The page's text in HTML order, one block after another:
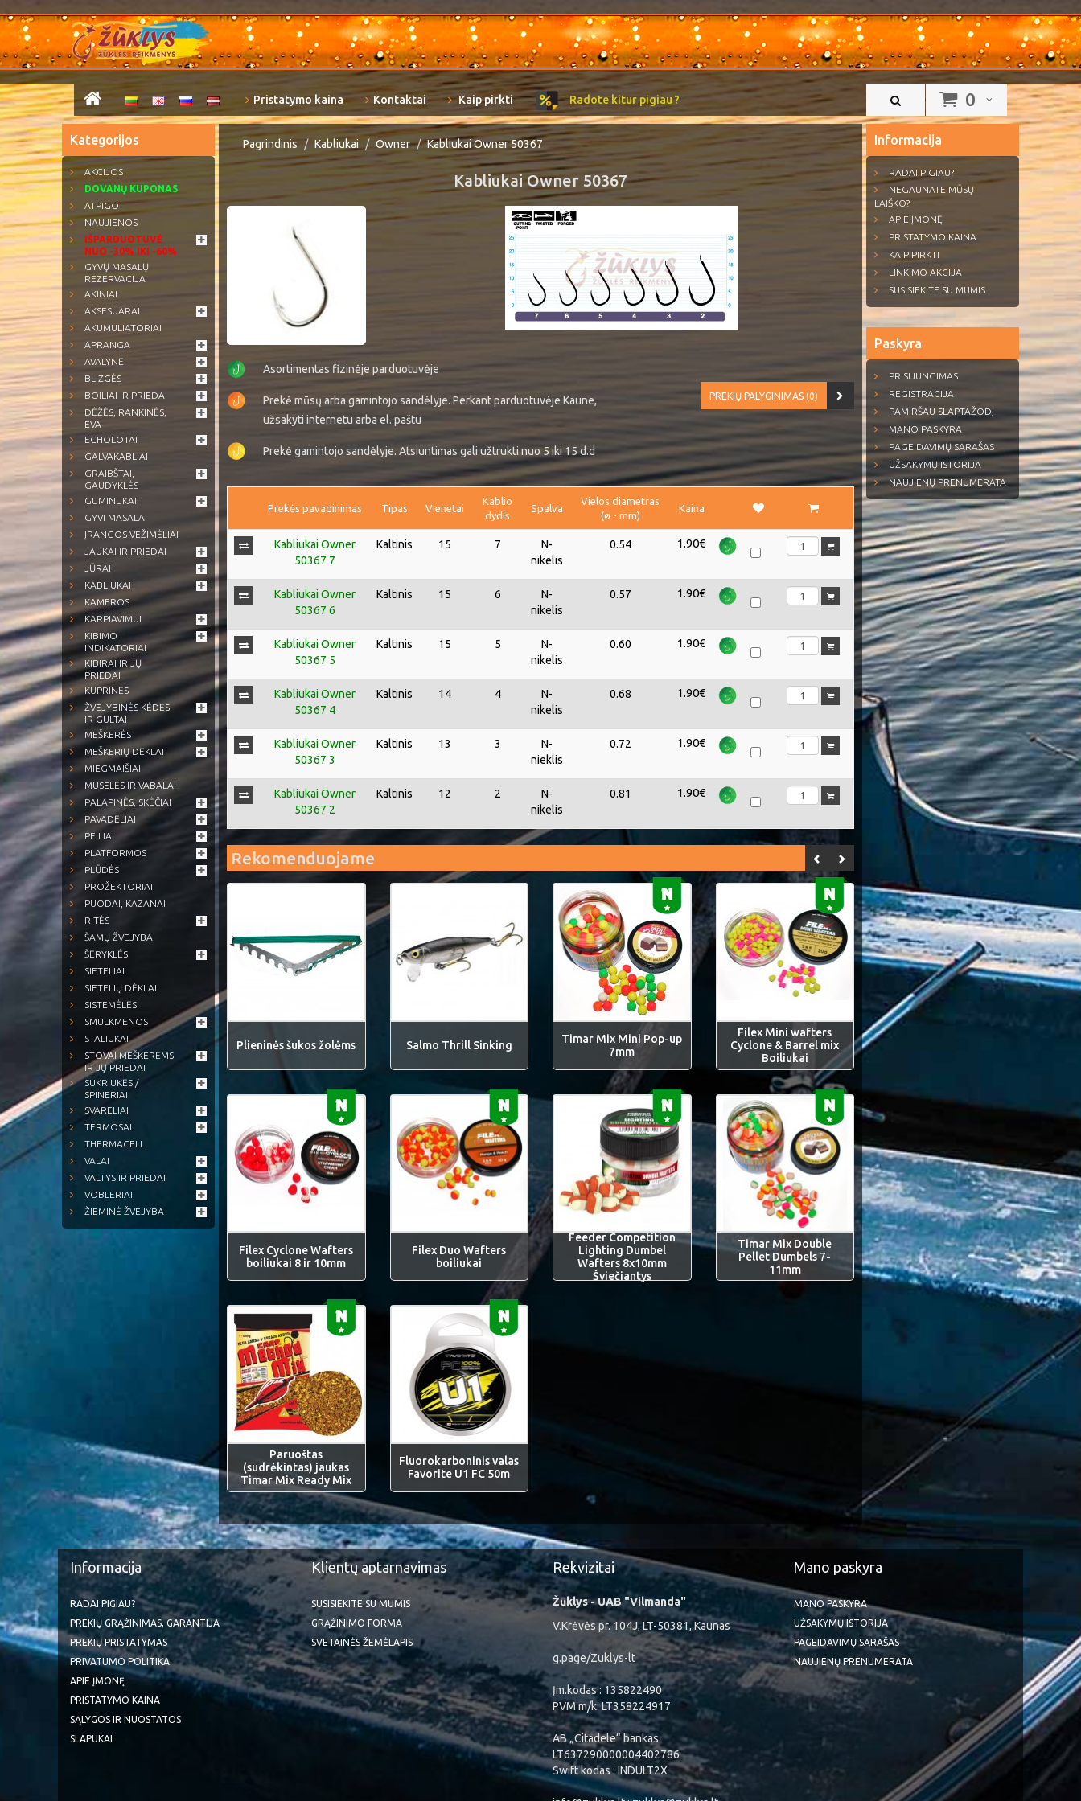
0
Pristatymo kaina Kontaktai Kaip pirkti Radote kitur pigiau ?
Kategorijos
AKCIJOS
DOVANŲ KUPONAS
ATPIGO
NAUJIENOS
IŠPARDUOTUVĖ
NUO -30% IKI -60%
GYVŲ MASALŲ
REZERVACIJA
AKINIAI
AKSESUARAI
AKUMULIATORIAI
APRANGA
AVALYNĖ
BLIZGĖS
BOILIAI IR PRIEDAI
DĖŽĖS, RANKINĖS,
EVA
ECHOLOTAI
GALVAKABLIAI
GRAIBŠTAI,
GAUDYKLĖS
GUMINUKAI
GYVI MASALAI
ĮRANGOS VEŽIMĖLIAI
JAUKAI IR PRIEDAI
JŪRAI
KABLIUKAI
KAMEROS
KARPIAVIMUI
KIBIMO
INDIKATORIAI
KIBIRAI IR JŲ
PRIEDAI
KUPRINĖS
ŽVEJYBINĖS KĖDĖS
IR GULTAI
MEŠKERĖS
MEŠKERIŲ DĖKLAI
MIEGMAIŠIAI
MUSELĖS IR VABALAI
PALAPINĖS, SKĖČIAI
PAVADĖLIAI
PEILIAI
PLATFORMOS
PLŪDĖS
PROŽEKTORIAI
PUODAI, KAZANAI
RITĖS
ŠAMŲ ŽVEJYBA
ŠĖRYKLĖS
SIETELIAI
SIETELIŲ DĖKLAI
SISTEMĖLĖS
SMULKMENOS
STALIUKAI
STOVAI MEŠKERĖMS
IR JŲ PRIEDAI
SUKRIUKĖS /
SPINERIAI
SVARELIAI
TERMOSAI
THERMACELL
VALAI
VALTYS IR PRIEDAI
VOBLERIAI
ŽIEMINĖ ŽVEJYBA
Pagrindinis Kabliukai Owner Kabliukai Owner 50367
Kabliukai Owner 50367
Asortimentas fizinėje parduotuvėje
Prekė mūsų arba gamintojo sandėlyje. Perkant parduotuvėje Kaune,
užsakyti internetu arba el. paštu
Prekė gamintojo sandėlyje. Atsiuntimas gali užtrukti nuo 5 iki 15 d.d
PREKIŲ PALYGINIMAS (0)
Prekės pavadinimas Tipas Vienetai
Kablio
dydis
Spalva
Vielos diametras
(ø - mm)
Kaina
Kabliukai Owner
50367 7
Kaltinis 15 7
N-
nikelis
0.54 1.90€
Kabliukai Owner
50367 6
Kaltinis 15 6
N-
nikelis
0.57 1.90€
Kabliukai Owner
50367 5
Kaltinis 15 5
N-
nikelis
0.60 1.90€
Kabliukai Owner
50367 4
Kaltinis 14 4
N-
nikelis
0.68 1.90€
Kabliukai Owner
50367 3
Kaltinis 13 3
N-
nieklis
0.72 1.90€
Kabliukai Owner
50367 2
Kaltinis 12 2
N-
nikelis
0.81 1.90€
Rekomenduojame
Plieninės šukos žolėms Salmo Thrill Sinking
Timar Mix Mini Pop-up
7mm
Filex Mini wafters
Cyclone & Barrel mix
Boiliukai
Filex Cyclone Wafters
boiliukai 8 ir 10mm
Filex Duo Wafters
boiliukai
Feeder Competition
Lighting Dumbel
Wafters 8x10mm
Šviečiantys
Timar Mix Double
Pellet Dumbels 7-
11mm
Paruoštas
(sudrėkintas) jaukas
Timar Mix Ready Mix
Fluorokarboninis valas
Favorite U1 FC 50m
Informacija
RADAI PIGIAU?
NEGAUNATE MŪSŲ
LAIŠKO?
APIE ĮMONĘ
PRISTATYMO KAINA
KAIP PIRKTI
LINKIMO AKCIJA
SUSISIEKITE SU MUMIS
Paskyra
PRISIJUNGIMAS
REGISTRACIJA
PAMIRŠAU SLAPTAŽODĮ
MANO PASKYRA
PAGEIDAVIMŲ SĄRAŠAS
UŽSAKYMŲ ISTORIJA
NAUJIENŲ PRENUMERATA
Informacija
RADAI PIGIAU?
PREKIŲ GRĄŽINIMAS, GARANTIJA
PREKIŲ PRISTATYMAS
PRIVATUMO POLITIKA
APIE ĮMONĘ
PRISTATYMO KAINA
SĄLYGOS IR NUOSTATOS
SLAPUKAI
Klientų aptarnavimas
SUSISIEKITE SU MUMIS
GRĄŽINIMO FORMA
SVETAINĖS ŽEMĖLAPIS
Rekvizitai
Žūklys - UAB "Vilmanda"
V.Krėvės pr. 104J, LT-50381, Kaunas
g.page/Zuklys-lt
Įm.kodas : 135822490
PVM m/k: LT358224917
AB „Citadele“ bankas
LT637290000004402786
Swift kodas : INDULT2X
Mano paskyra
MANO PASKYRA
UŽSAKYMŲ ISTORIJA
PAGEIDAVIMŲ SĄRAŠAS
NAUJIENŲ PRENUMERATA